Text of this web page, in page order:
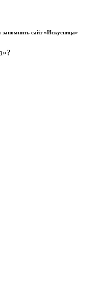
сайт «Искусница»